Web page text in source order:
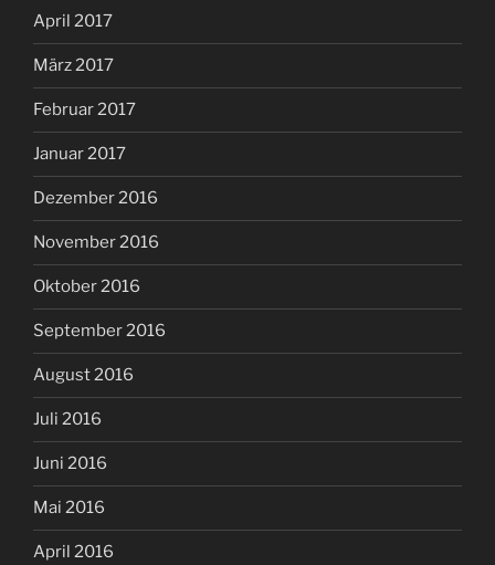
April 2017
März 2017
Februar 2017
Januar 2017
Dezember 2016
November 2016
Oktober 2016
September 2016
August 2016
Juli 2016
Juni 2016
Mai 2016
April 2016